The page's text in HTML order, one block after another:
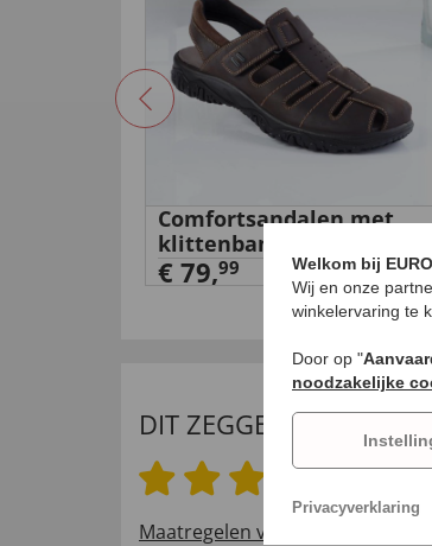
Comfortsandalen met
klittenbandsluiting
€ 79,99
DIT ZEGGEN ONZE
Maatregelen voor het verifiëren
Welkom bij
Wij en onze
winkelervaring te
Door op "
noodzakelijke
Privacyverklaring